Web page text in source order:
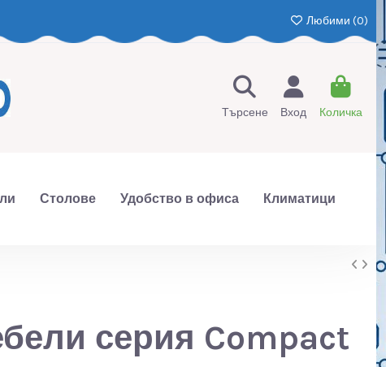
Любими (0)
Търсене Вход Количка
Столове Удобство в офиса Климатици
серия Compact